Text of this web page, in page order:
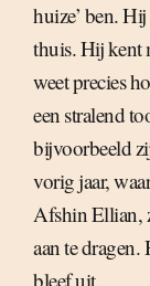
huize’ ben.
thuis. Hij kent
weet precies
een stralend
bijvoorbeeld
vorig jaar,
Afshin Ellian,
aan te
bleef uit.